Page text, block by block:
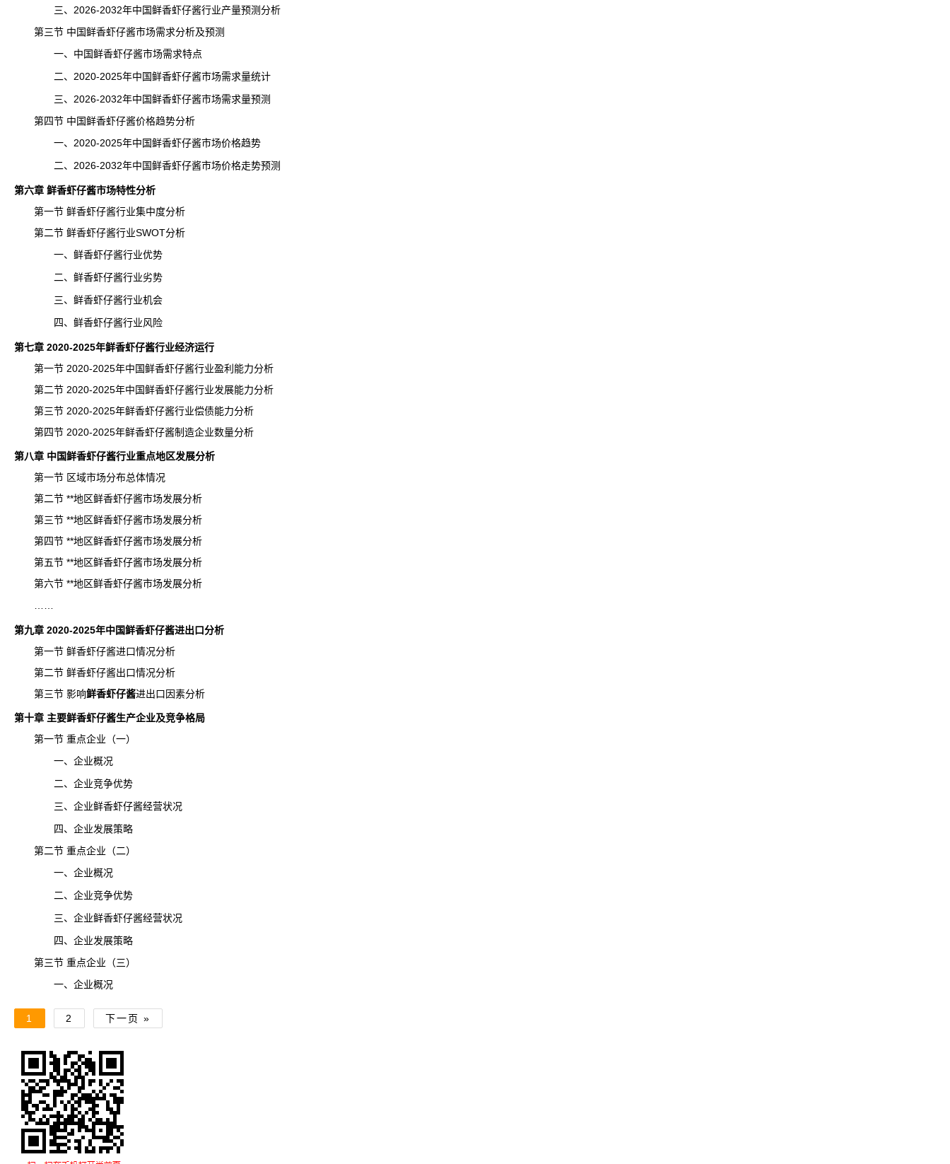
三、2026-2032年中国鲜香虾仔酱行业产量预测分析
第三节 中国鲜香虾仔酱市场需求分析及预测
一、中国鲜香虾仔酱市场需求特点
二、2020-2025年中国鲜香虾仔酱市场需求量统计
三、2026-2032年中国鲜香虾仔酱市场需求量预测
第四节 中国鲜香虾仔酱价格趋势分析
一、2020-2025年中国鲜香虾仔酱市场价格趋势
二、2026-2032年中国鲜香虾仔酱市场价格走势预测
第六章 鲜香虾仔酱市场特性分析
第一节 鲜香虾仔酱行业集中度分析
第二节 鲜香虾仔酱行业SWOT分析
一、鲜香虾仔酱行业优势
二、鲜香虾仔酱行业劣势
三、鲜香虾仔酱行业机会
四、鲜香虾仔酱行业风险
第七章 2020-2025年鲜香虾仔酱行业经济运行
第一节 2020-2025年中国鲜香虾仔酱行业盈利能力分析
第二节 2020-2025年中国鲜香虾仔酱行业发展能力分析
第三节 2020-2025年鲜香虾仔酱行业偿债能力分析
第四节 2020-2025年鲜香虾仔酱制造企业数量分析
第八章 中国鲜香虾仔酱行业重点地区发展分析
第一节 区域市场分布总体情况
第二节 **地区鲜香虾仔酱市场发展分析
第三节 **地区鲜香虾仔酱市场发展分析
第四节 **地区鲜香虾仔酱市场发展分析
第五节 **地区鲜香虾仔酱市场发展分析
第六节 **地区鲜香虾仔酱市场发展分析
第九章 2020-2025年中国鲜香虾仔酱进出口分析
第一节 鲜香虾仔酱进口情况分析
第二节 鲜香虾仔酱出口情况分析
第三节 影响鲜香虾仔酱进出口因素分析
第十章 主要鲜香虾仔酱生产企业及竞争格局
第一节 重点企业（一）
一、企业概况
二、企业竞争优势
三、企业鲜香虾仔酱经营状况
四、企业发展策略
第二节 重点企业（二）
一、企业概况
二、企业竞争优势
三、企业鲜香虾仔酱经营状况
四、企业发展策略
第三节 重点企业（三）
一、企业概况
1 2 下一页 »